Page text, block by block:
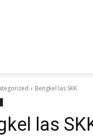
Bengkel las SKK
las